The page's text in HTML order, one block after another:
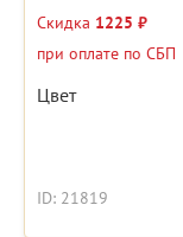
Скидка 1225 ₽
при оплате по СБП
Цвет
ID: 21819